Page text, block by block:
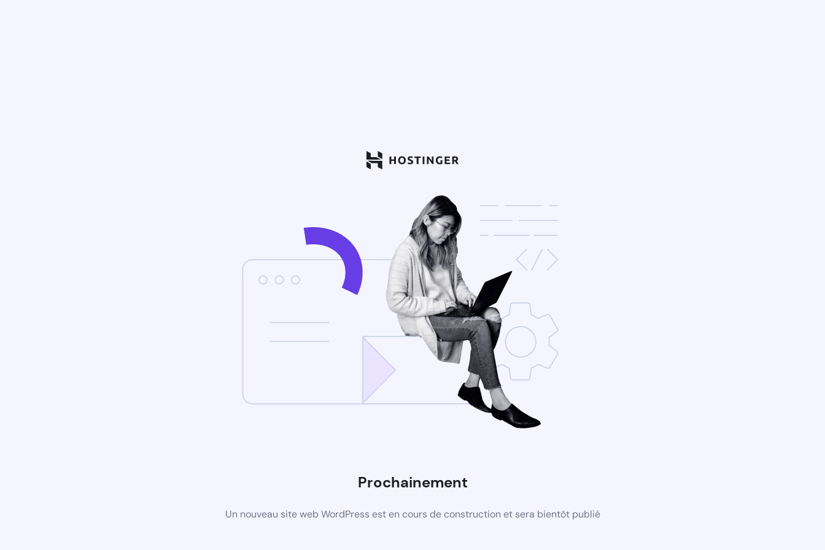
Prochainement
Un nouveau site web WordPress est en cours de construction et sera bientôt publié